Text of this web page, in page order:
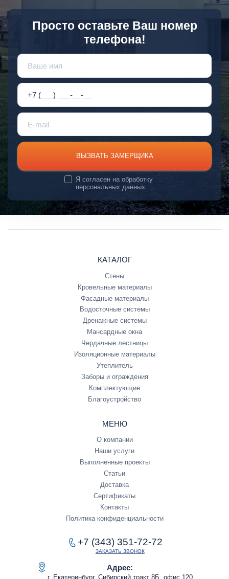
Просто оставьте Ваш номер
телефона!
ВЫЗВАТЬ ЗАМЕРЩИКА
Я согласен наобработку
персональных данных
КАТАЛОГ
Стены
Кровельные материалы
Фасадные материалы
Водосточные системы
Дренажные системы
Мансардные окна
Чердачные лестницы
Изоляционные материалы
Утеплитель
Заборы и ограждения
Комплектующие
Благоустройство
МЕНЮ
О компании
Наши услуги
Выполненные проекты
Статьи
Доставка
Сертификаты
Контакты
Политика конфиденциальности
+7 (343) 351-72-72
ЗАКАЗАТЬ ЗВОНОК
Адрес:
г. Екатеринбург, Сибирский тракт 8Б, офис 120